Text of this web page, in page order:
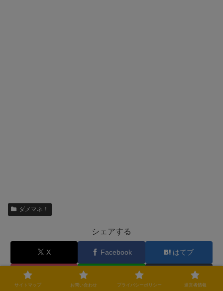
ダメマネ！
シェアする
X Facebook はてブ
コピー
サイトマップ お問い合わせ プライバシーポリシー 運営者情報